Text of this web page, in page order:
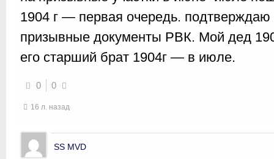
1904 г — первая очередь. подтверждаю
призывные документы РВК. Мой дед
его старший брат 1904г — в июле.
0 0
16 л. назад
SS MVD